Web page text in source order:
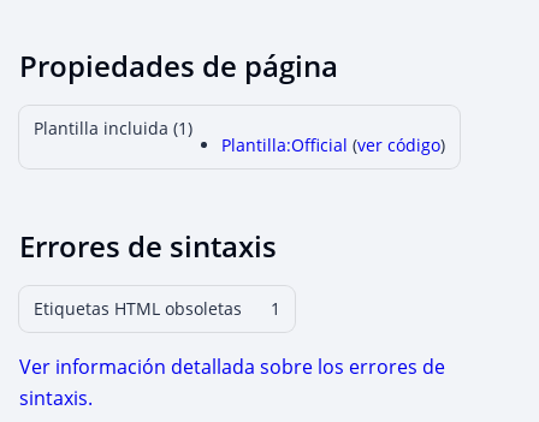
Propiedades de página
Plantilla incluida (1)
Plantilla:Official (ver código)
Errores de sintaxis
Etiquetas HTML obsoletas 1
Ver información detallada sobre los errores de
sintaxis.